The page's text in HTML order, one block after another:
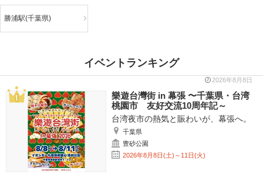
勝浦駅(千葉県)
イベントランキング
2026年8月8日
樂遊台灣街 in 幕張 〜千葉県・台湾
桃園市 友好交流10周年記～
台湾夜市の熱気と賑わいが、幕張へ。
千葉県
豊砂公園
2026年8月8日(土)～11日(火)